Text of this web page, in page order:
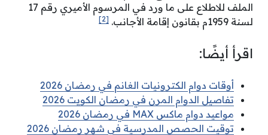
الملف للاطلاع على ما ورد في المرسوم الأميري رقم 17
لسنة 1959م بقانون إقامة الأجانب.
[2]
اقرأ أيضًا:
أوقات دوام الكترونيات الغانم في رمضان 2026
تفاصيل الدوام المرن في رمضان الكويت 2026
مواعيد دوام ماكس MAX في رمضان 2026
توقيت الحصص المدرسية في شهر رمضان 2026